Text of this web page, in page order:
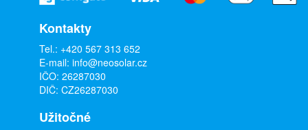
Kontakty
Tel.: +420 567 313 652
E-mail: info@neosolar.cz
IČO: 26287030
DIČ: CZ26287030
Užitočné